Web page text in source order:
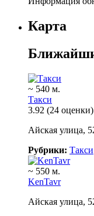
Карта
~ 540 м.
Такси
3.92 (24 оценки)
Айская улица,
Рубрики: Такси
~ 550 м.
KenTavr
Айская улица,